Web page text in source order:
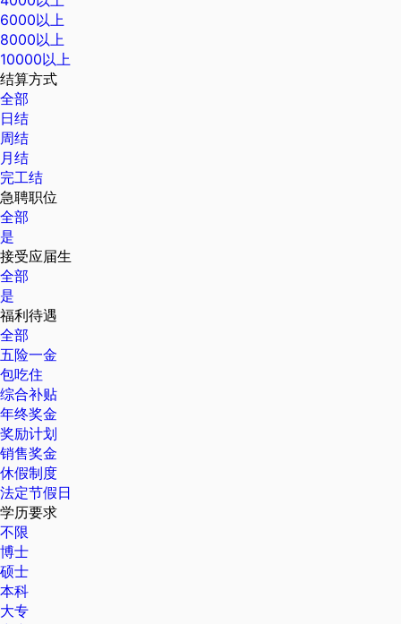
6000以上
8000以上
10000以上
结算方式
全部
日结
周结
月结
完工结
急聘职位
全部
是
接受应届生
全部
是
福利待遇
全部
五险一金
包吃住
综合补贴
年终奖金
奖励计划
销售奖金
休假制度
法定节假日
学历要求
不限
博士
硕士
本科
大专